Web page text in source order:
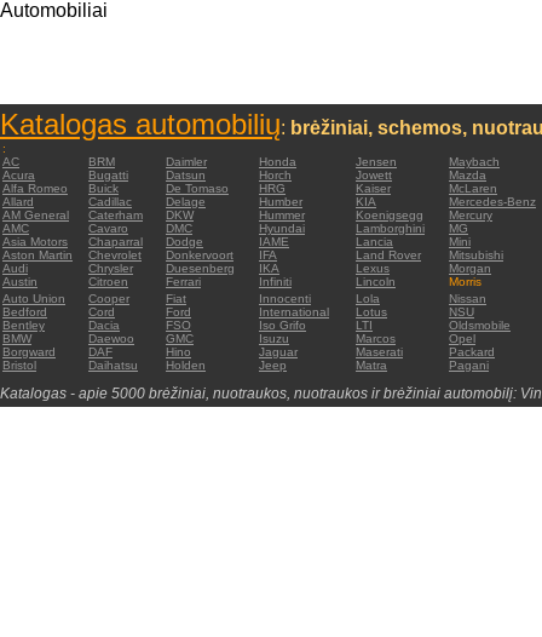
Automobiliai
Katalogas automobilių: brėžiniai, schemos,
:
AC
BRM Daimler Honda Jensen
Maybach
Acura
Bugatti Datsun Horch Jowett
Mazda
Alfa Romeo
Buick De Tomaso HRG Kaiser
McLaren
Allard
Cadillac Delage Humber KIA
Mercedes-Benz
AM General
Caterham DKW Hummer Koenigsegg
Mercury
AMC
Cavaro DMC Hyundai Lamborghini
MG
Asia Motors
Chaparral Dodge IAME Lancia
Mini
Aston Martin
Chevrolet Donkervoort IFA Land Rover
Mitsubishi
Audi
Chrysler Duesenberg IKA Lexus
Morgan
Austin
Citroen Ferrari Infiniti Lincoln
Morris
Auto Union
Cooper Fiat Innocenti Lola
Nissan
Bedford
Cord Ford International Lotus
NSU
Bentley
Dacia FSO Iso Grifo LTI
Oldsmobile
BMW
Daewoo GMC Isuzu Marcos
Opel
Borgward
DAF Hino Jaguar Maserati
Packard
Bristol
Daihatsu Holden Jeep Matra Pagani
Katalogas - apie 5000 brėžiniai, nuotraukos, nuotraukos ir brėžiniai automobilį: